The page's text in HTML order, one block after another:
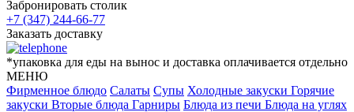
Забронировать столик
+7 (347) 244-66-77
Заказать доставку
*упаковка для еды на вынос и доставка оплачивается отдельно
МЕНЮ
Фирменное блюдо Салаты Супы Холодные закуски Горячие
закуски Вторые блюда Гарниры Блюда из печи Блюда на углях